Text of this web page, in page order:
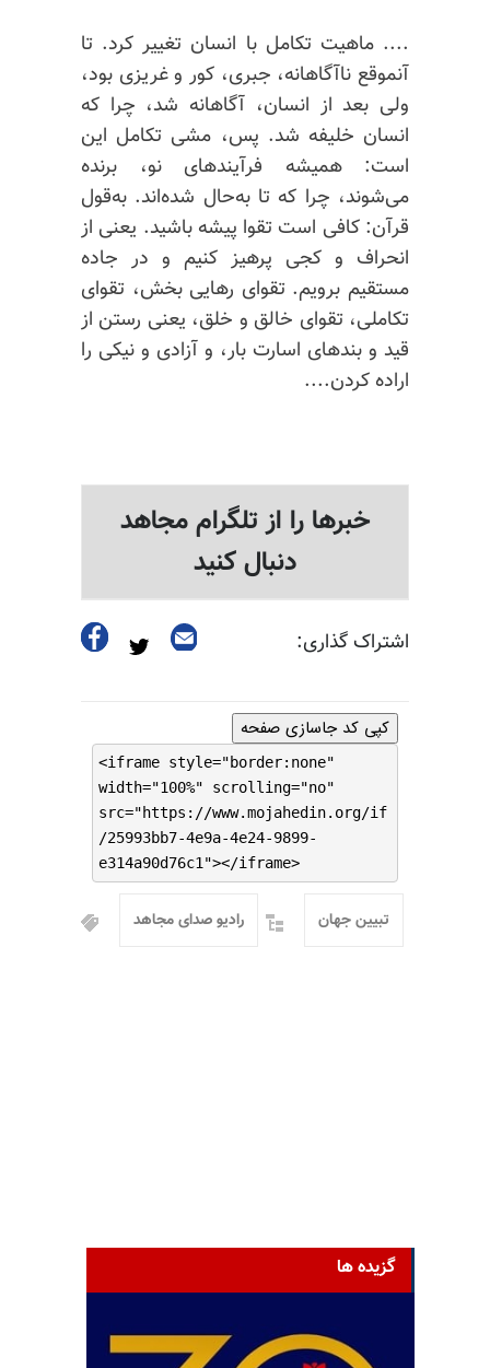
.... ماهیت تکامل با انسان تغییر کرد. تا
آنموقع ناآگاهانه، جبری، کور و غریزی بود،
ولی بعد از انسان، آگاهانه شد، چرا که
انسان خلیفه شد. پس، مشی تکامل این
است: همیشه فرآیندهای نو، برنده
می‌شوند، چرا که تا به‌حال شده‌اند. به‌قول
قرآن: کافی است تقوا پیشه باشید. یعنی از
انحراف و کجی پرهیز کنیم و در جاده
مستقیم برویم. تقوای رهایی بخش، تقوای
تکاملی، تقوای خالق و خلق، یعنی رستن از
قید و بندهای اسارت بار، و آزادی و نیکی را
اراده کردن....
خبرها را از تلگرام مجاهد
دنبال کنید
اشتراک گذاری:
کپی کد جاسازی صفحه
<iframe style="border:none"
width="100%" scrolling="no"
src="https://www.mojahedin.org/if
/25993bb7-4e9a-4e24-9899-
e314a90d76c1"></iframe>
رادیو صدای مجاهد تبیین جهان
گزیده ها